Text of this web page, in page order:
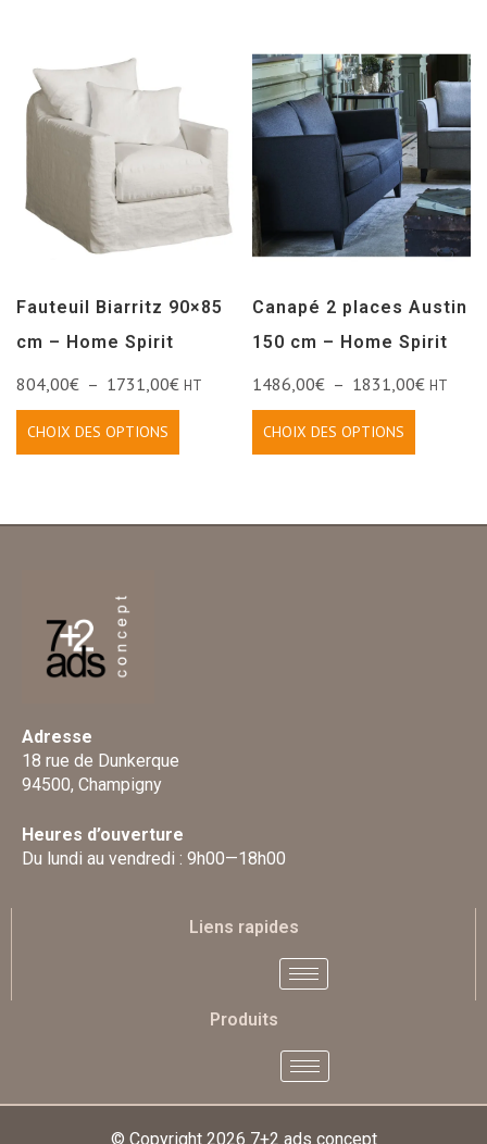
Fauteuil Biarritz 90×85
cm – Home Spirit
804,00€ – 1731,00€ HT
CHOIX DES OPTIONS
Canapé 2 places Austin
150 cm – Home Spirit
1486,00€ – 1831,00€ HT
CHOIX DES OPTIONS
Adresse
18 rue de Dunkerque
94500, Champigny
Heures d’ouverture
Du lundi au vendredi : 9h00—18h00
Liens rapides
Produits
© Copyright 2026 7+2 ads concept